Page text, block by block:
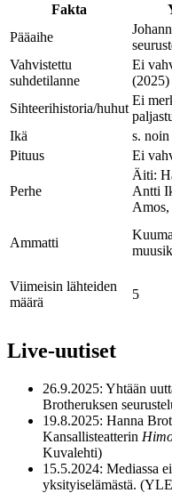
Fakta
Pääaihe
Vahvistettu
suhdetilanne
Ei
(2025)
Sihteerihistoria/huhut
Ei
Ikä
s.
Pituus
Ei
Perhe
Äiti:
Antti
Amos,
Ammatti
Viimeisin lähteiden
määrä
5
Live-uutiset
26.9.2025: Yhtään
Brotheruksen
19.8.2025: Hanna
Kansallisteatterin
Kuvalehti)
15.5.2024: Mediassa
yksityiselämästä.